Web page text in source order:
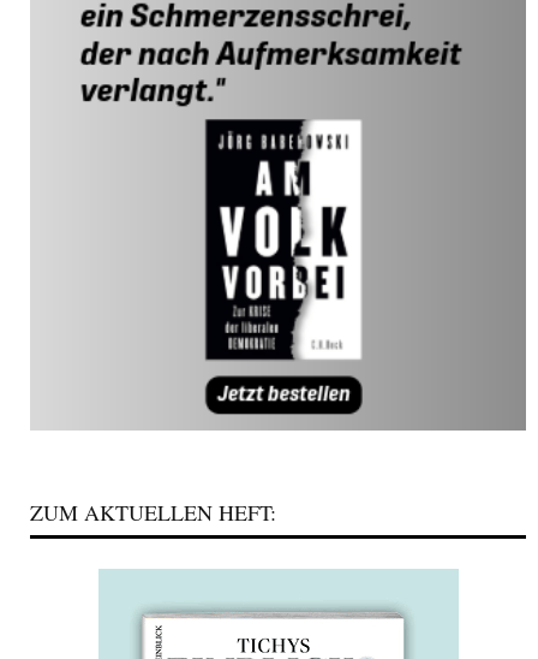
ZUM AKTUELLEN HEFT: